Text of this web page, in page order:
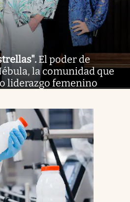
. El poder de
la comunidad que
liderazgo femenino